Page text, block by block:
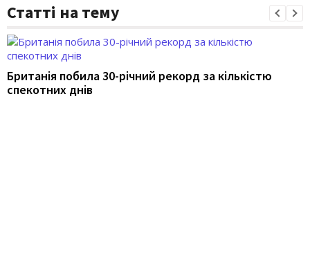
Статті на тему
Британія побила 30-річний рекорд за кількістю
спекотних днів